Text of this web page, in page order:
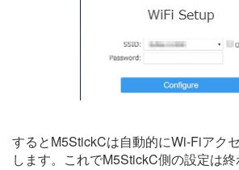
するとM5StickCは自動的にWi-Fiアク
します。これでM5StickC側の設定は終